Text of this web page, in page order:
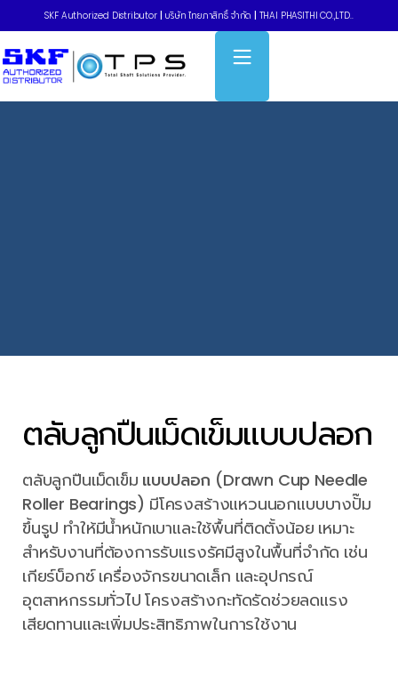
SKF Authorized Distributor บริษัท ไทยภาสิทธิ์ จำกัด THAI PHASITHI CO.,LTD..
Home » ตลับลูกปืนเม็ดเข็มแบบปลอก
ตลับลูกปืนเม็ดเข็มแบบปลอก
ตลับลูกปืนเม็ดเข็ม แบบปลอก (Drawn Cup Needle
Roller Bearings) มีโครงสร้างแหวนนอกแบบบางปั๊ม
ขึ้นรูป ทำให้มีน้ำหนักเบาและใช้พื้นที่ติดตั้งน้อย เหมาะ
สำหรับงานที่ต้องการรับแรงรัศมีสูงในพื้นที่จำกัด เช่น
เกียร์บ็อกซ์ เครื่องจักรขนาดเล็ก และอุปกรณ์
อุตสาหกรรมทั่วไป โครงสร้างกะทัดรัดช่วยลดแรง
เสียดทานและเพิ่มประสิทธิภาพในการใช้งาน